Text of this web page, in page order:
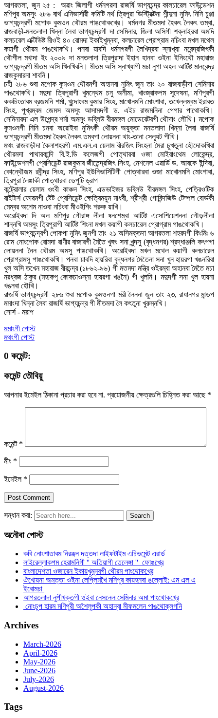
আগরতলা, জুন ২৫ : অৱাং জিলাগী ধর্মনগরদা রাজর্ষি ভাগ্যচন্দ্র কালচারেল ফাউন্ডেশন
মণিপুর অমসুং ২৮৬ বার্থ এনিভার্সারী কমিটি নর্থ ত্রিপুরা ডিস্ট্রিক্টনা শীন্দুনা নুমিৎ নিনি চুপ্পা
ভাগ্যচন্দ্রগী মপোক কুমওন থৌরম পাঙথোকখ্রে। ধর্মনগর মীতমদা হৈকৎ লৈকৎ তম্বা,
রাজবাড়ী-মনতলাদা খিন্না লৈবা ভাগ্যচন্দ্রগী দা সেমিনার, জিলা অসিগী শক্নাইরবা অমদি
কলচরেল এক্টিভিষ্ট মীওই ৪০ রোমদা ইকাইখুম্নবা, কলচারেল প্রোগ্রাম নচিংবা মখল মথেল
কয়াগী থৌরম পাঙথোকখি। পনবা য়াবদি ধর্মনগরগী লৈখিদ্রবা স্নাখ্যা নরেন্দ্রজিৎকী
থৌশীল মখাদা ইং ২০০৯ দা মনতলাদা ত্রিপুরাদা ইহান হানবা ওইনা ইনিংথৌ মহারাজ
ভাগ্যচন্দ্রগী মীতম অসি খিনখিবনি। মীতম অসি স্নাখ্যাগী মচা নুপা অহল আর্টিষ্ট মানবেন্দ্র
রাজকুমারনা শাবনি।
চহী ২৮৬ শুবা মপোক কুমওন থৌরমগী অহানবা নুমিৎ জুন তাং ২০ রাজবাড়ীদা সেমিনার
পাঙথোকখি। মদুদা ত্রিপুরাগী খুমন্থেম চনু অনীমা, খাংজ্রাকপম সুদেষনা, মণিপুরগী
ককচিংতাবম ব্রজমনি শর্মা, খুন্দোংবম কুমার সিংহ, মাখোনমনি মোংশাবা, তখেল্লম্বম ইরাবত
সিংহ, পুখ্রম্বম জেমস অমসুং আসামদগী ড. এইচ রাজমনিনা পেপার পাথোকখি।
সেমিনারদা এল উপেন্দ্র শর্মা অমসুং ডব্লিউ বীরমঙ্গল মোডেরেটরগী থৌদাং লৌখি। মপোক
কুমওনগী নিনি চনবা অরোইবা নুমিৎকী থৌরম অয়ুক্তা মনতলাদা খিন্না লৈবা রাজর্ষি
ভাগ্যচন্দ্রগী মীতমদা হৈকৎ লৈকৎ তম্বগা লোয়ননা থাং-তানা সেল্যুট পীখি।
মথং রাজবাড়ীদা কৈলাশহরগী এম.এল.এ য়েলাম বীরজিৎ সিংহনা মৈরা চুখতুনা হৌদোকখিবা
থৌরমদা পাথারকান্দি বি.ই.ডি কলেজগী পোত্থারবা ওজা মোইরাংথেম লোকেন্দ্র,
ফাউন্ডেশনগী প্রেসিডেন্ট রাজকুমার জীতেন্দ্রজিৎ সিংহ, নেশনেল এৱার্ডি ড. আরকে ইন্দিরা,
কোন্থৌজম রবীন্দ্র সিংহ, মণিপুর ইউনিভার্সিটিগী পোত্থারবা ওজা মাখোনমনি মোংশাবা,
ত্রিপুরা লৈঙাকী পোত্থারবা ডেপুটি ড্রাগ
কন্ট্রোলার য়েলাম ওংবী কাঞ্চন সিংহ, এডভাইজর ডব্লিউ বীরমঙ্গল সিংহ, পেত্রিওটিক
রাইটার্স ফোরমগী ষ্টেট প্রেসিডেন্ট ক্ষেত্রিময়ুম মাধবী, শ্রীশ্রী গোবিন্দজিউ টেম্পল বোর্ডকী
মেম্বর অশেম নাওবা নচিংবা মীওইশিং শরুক য়াখি।
অরোইবদা দি অল মণিপুর গৌরাঙ্গ লীলা ষনশেম্বা আর্টিষ্ট এসোশিয়েশননা গৌড়লীলা
শান্নখি অমসুং ত্রিপুরাগী আর্টিষ্ট শিংনা মখল কয়াগী কলচারেল প্রোগ্রাম পাঙথোকখি।
রাজর্ষি ভাগ্যচন্দ্রগী পোকপা নুমিৎ জুনগী তাং ২১ অসিমক্তদা আগরতলা শহরদগী কিঃমিঃ ৬
রোম নোংপোক রোমদা রাণীর বাজারগী মৈতৈ খুঙ্গং সনা খুন্দসু (বৃদ্ধনগর) শ্রদ্ধাঞ্জলি কৎপগা
লোয়ননা নৈন থৌরম অমসু পাঙথোকখি। অরোইবদা মখল মথেল কয়াগী কলচারেল
প্রোগ্রামসু পাঙথোকখি। পনবা য়াবদি হায়রিবা বৃদ্ধনগর মৈতৈনা সনা খুন হায়রগা খঙনরিবা
খুল অসি তখেন মহারাজ বীরচন্দ্র (১৮৬২-৯৬) গী মতমদা মন্ত্রি ওইরম্বা অহানবা মৈতৈ মচা
নরধ্বজ ঠাকুর (মহাকপু কোকচাওস্না হায়রগা খঙনৈ) গী খুলনি। মদুদগী সনা খুল হায়না
খঙনবা হৌখি।
রাজর্ষি ভাগ্যচন্দ্রগী ২৮৬ শুবা মপোক কুমওনগা মরী লৈননা জুন তাং ২৩, রাধানগর মান্ডপ
মমাংদা খিন্না লৈবা রাজর্ষি ভাগ্যচন্দ্র গী মীতমদা লৈ কৎতুনা খুরুম্নখি।
সোর্স - মরূপ
মমাংগী পোস্ট
মথংগী পোস্ট
0 কমেন্ট:
কমেন্ট তৌবিয়ু
আপনার ইমেইল ঠিকানা প্রচার করা হবে না. প্রয়োজনীয় ক্ষেত্রগুলি চিহ্নিত করা আছে *
কমেন্ট *
মীং *
ইমেইল *
সন্ধান করা:
অনৌবা পোস্ট
কবি নোংশাতাবম নিরঞ্জন দত্তদা লাইফটাইম এচিভমেন্ট এৱার্ড
লাইরেল্লাকপম হেরামনিগী '' অতিয়াগী তেলেঙ্গা '' ফোঙখ্রে
বাংলাদেশতা ওজারেন ইকায়খুম্নবগী থৌরম পাংথোকখ্রে
ঐখোয়না অমত্তা ওইনা লেপ্লিমখৈ মনিপুর কায়হনবা ঙল্লোই: এম এল এ
ইবোমচা
আগরতলাদা নুপীখক্তগী ওইবা নেসনেল সেমিনার অমা পাংথোকখ্রে
নোংচুপ হারম মণিপুরী অশৈলুপকী অহান্বা মীফমলেন পাঙথোক্লগনি
Archives
March-2026
April-2026
May-2026
June-2026
July-2026
August-2026
Tags